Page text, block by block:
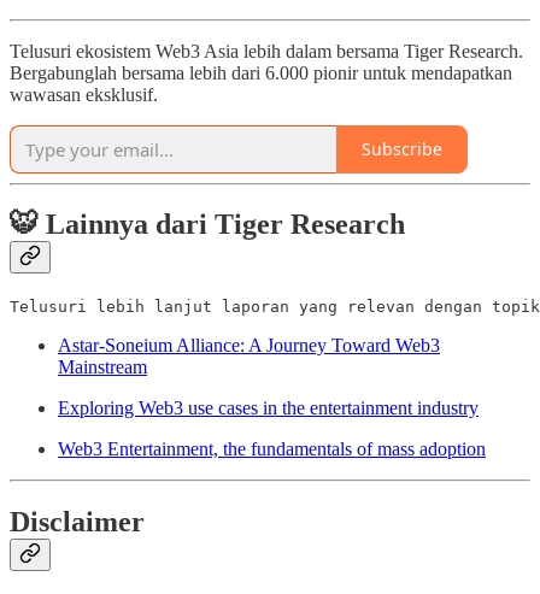
Telusuri ekosistem Web3 Asia lebih dalam bersama Tiger Research.
Bergabunglah bersama lebih dari 6.000 pionir untuk mendapatkan
wawasan eksklusif.
Subscribe
🐯 Lainnya dari Tiger Research
Telusuri lebih lanjut laporan yang relevan dengan
Astar-Soneium Alliance: A Journey Toward Web3
Mainstream
Exploring Web3 use cases in the entertainment industry
Web3 Entertainment, the fundamentals of mass adoption
Disclaimer